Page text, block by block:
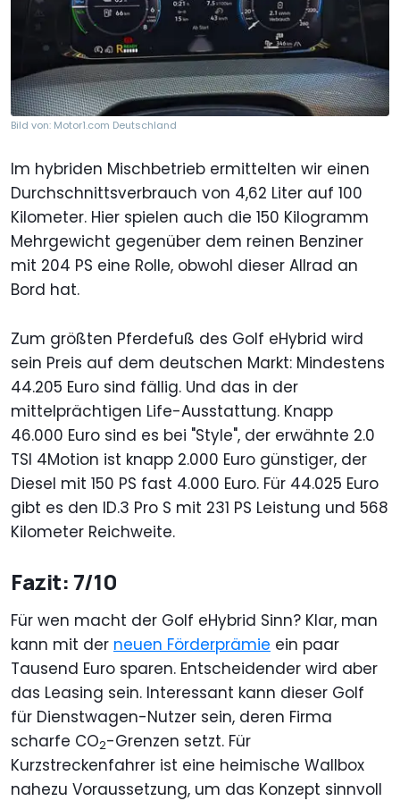
Bild von: Motor1.com Deutschland
Im hybriden Mischbetrieb ermittelten wir einen
Durchschnittsverbrauch von 4,62 Liter auf 100
Kilometer. Hier spielen auch die 150 Kilogramm
Mehrgewicht gegenüber dem reinen Benziner
mit 204 PS eine Rolle, obwohl dieser Allrad an
Bord hat.
Zum größten Pferdefuß des Golf eHybrid wird
sein Preis auf dem deutschen Markt: Mindestens
44.205 Euro sind fällig. Und das in der
mittelprächtigen Life-Ausstattung. Knapp
46.000 Euro sind es bei "Style", der erwähnte 2.0
TSI 4Motion ist knapp 2.000 Euro günstiger, der
Diesel mit 150 PS fast 4.000 Euro. Für 44.025 Euro
gibt es den ID.3 Pro S mit 231 PS Leistung und 568
Kilometer Reichweite.
Fazit: 7/10
Für wen macht der Golf eHybrid Sinn? Klar, man
kann mit der neuen Förderprämie ein paar
Tausend Euro sparen. Entscheidender wird aber
das Leasing sein. Interessant kann dieser Golf
für Dienstwagen-Nutzer sein, deren Firma
scharfe CO2-Grenzen setzt. Für
Kurzstreckenfahrer ist eine heimische Wallbox
nahezu Voraussetzung, um das Konzept sinnvoll